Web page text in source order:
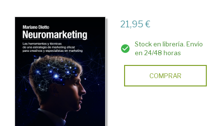
21,95 €
Stock en librería. Envío
en 24/48 horas
COMPRAR